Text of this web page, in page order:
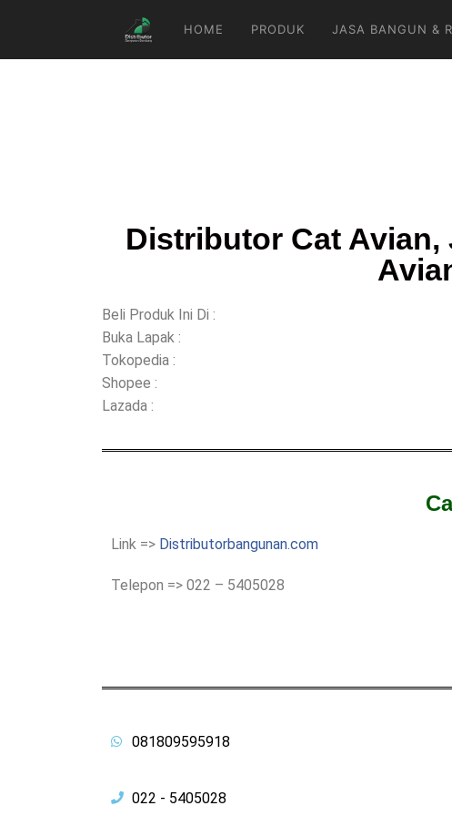
HOME PRODUK JASA BANGUN &
Distributor Cat Avian,
Beli Produk Ini Di :
Buka Lapak :
Tokopedia :
Shopee :
Lazada :
Link => Distributorbangunan.com
Telepon => 022 – 5405028
081809595918
022 - 5405028